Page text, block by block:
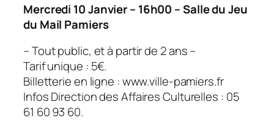
Mercredi 10 Janvier – 16h00 – Salle du Jeu
du Mail Pamiers
– Tout public, et à partir de 2 ans –
Tarif unique : 5€.
Billetterie en ligne : www.ville-pamiers.fr
Infos Direction des Affaires Culturelles : 05
61 60 93 60.